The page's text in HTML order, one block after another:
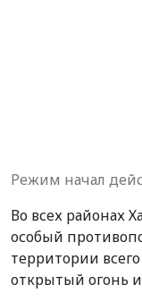
Режим начал
Во всех районах
особый
территории
открытый огонь